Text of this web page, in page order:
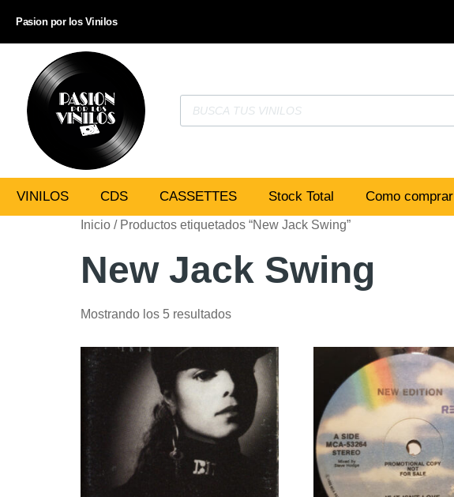
Pasion por los Vinilos
VINILOS CDS CASSETTES Stock Total Como comprar
Inicio / Productos etiquetados “New Jack Swing”
New Jack Swing
Mostrando los 5 resultados